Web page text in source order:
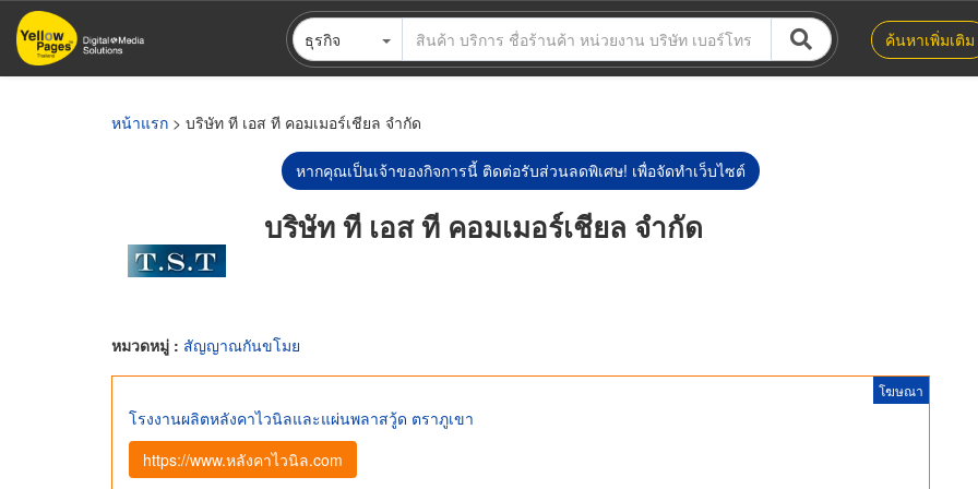
ข้าม
ไป
ธุรกิจ ค้นหาเพิ่มเติม
หน้าแรก > บริษัท ที เอส ที คอมเมอร์เชียล จำกัด
หากคุณเป็นเจ้าของกิจการนี้ ติดต่อรับส่วนลดพิเศษ! เพื่อจัดทำเว็บไซต์
บริษัท ที เอส ที คอมเมอร์เชียล จำกัด
หมวดหมู่ : สัญญาณกันขโมย
โฆษณา
โรงงานผลิตหลังคาไวนิลและแผ่นพลาสวู้ด ตราภูเขา
https://www.หลังคาไวนิล.com